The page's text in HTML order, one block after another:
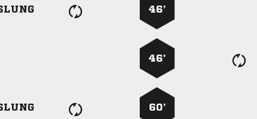
46’
46’
60’